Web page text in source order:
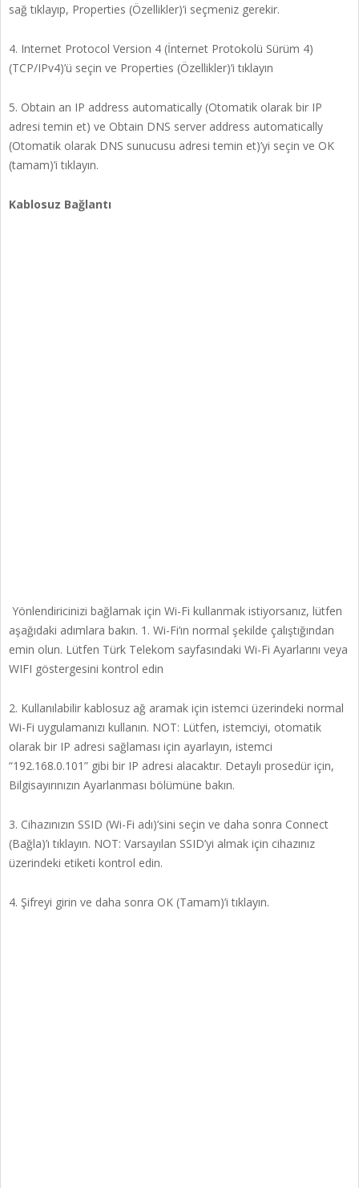
sağ tıklayıp, Properties (Özellikler)’i seçmeniz gerekir.
4. Internet Protocol Version 4 (İnternet Protokolü Sürüm 4)
(TCP/IPv4)’ü seçin ve Properties (Özellikler)’i tıklayın
5. Obtain an IP address automatically (Otomatik olarak bir IP
adresi temin et) ve Obtain DNS server address automatically
(Otomatik olarak DNS sunucusu adresi temin et)’yi seçin ve OK
(tamam)’i tıklayın.
Kablosuz Bağlantı
Yönlendiricinizi bağlamak için Wi-Fi kullanmak istiyorsanız, lütfen
aşağıdaki adımlara bakın. 1. Wi-Fi’ın normal şekilde çalıştığından
emin olun. Lütfen Türk Telekom sayfasındaki Wi-Fi Ayarlarını veya
WIFI göstergesini kontrol edin
2. Kullanılabilir kablosuz ağ aramak için istemci üzerindeki normal
Wi-Fi uygulamanızı kullanın. NOT: Lütfen, istemciyi, otomatik
olarak bir IP adresi sağlaması için ayarlayın, istemci
“192.168.0.101” gibi bir IP adresi alacaktır. Detaylı prosedür için,
Bilgisayırınızın Ayarlanması bölümüne bakın.
3. Cihazınızın SSID (Wi-Fi adı)’sini seçin ve daha sonra Connect
(Bağla)’ı tıklayın. NOT: Varsayılan SSID’yi almak için cihazınız
üzerindeki etiketi kontrol edin.
4. Şifreyi girin ve daha sonra OK (Tamam)’i tıklayın.